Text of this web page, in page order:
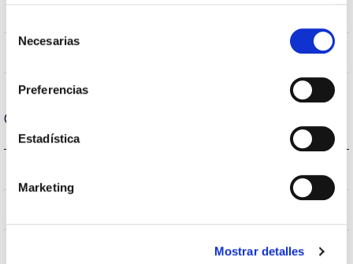
Necesarias
Preferencias
Estadística
Marketing
Mostrar detalles
120
Carcaça e Acabamento
PC